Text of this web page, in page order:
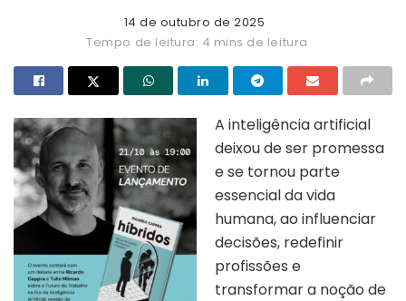
14 de outubro de 2025
Tempo de leitura: 4 mins de leitura
A inteligência artificial
deixou de ser promessa
e se tornou parte
essencial da vida
humana, ao influenciar
decisões, redefinir
profissões e
transformar a noção de